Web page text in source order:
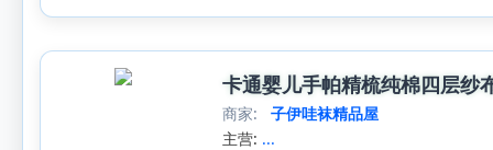
卡通婴儿手帕精梳纯棉四层纱
商家:
子伊哇袜精品屋
主营: ...